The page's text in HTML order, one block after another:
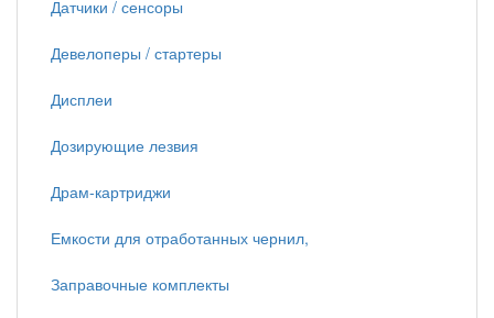
Датчики / сенсоры
Девелоперы / стартеры
Дисплеи
Дозирующие лезвия
Драм-картриджи
Емкости для отработанных чернил,
Заправочные комплекты